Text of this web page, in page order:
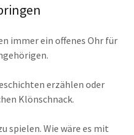
immer ein offenes Ohr für
erzählen oder
Klönschnack.
spielen. Wie wäre es mit